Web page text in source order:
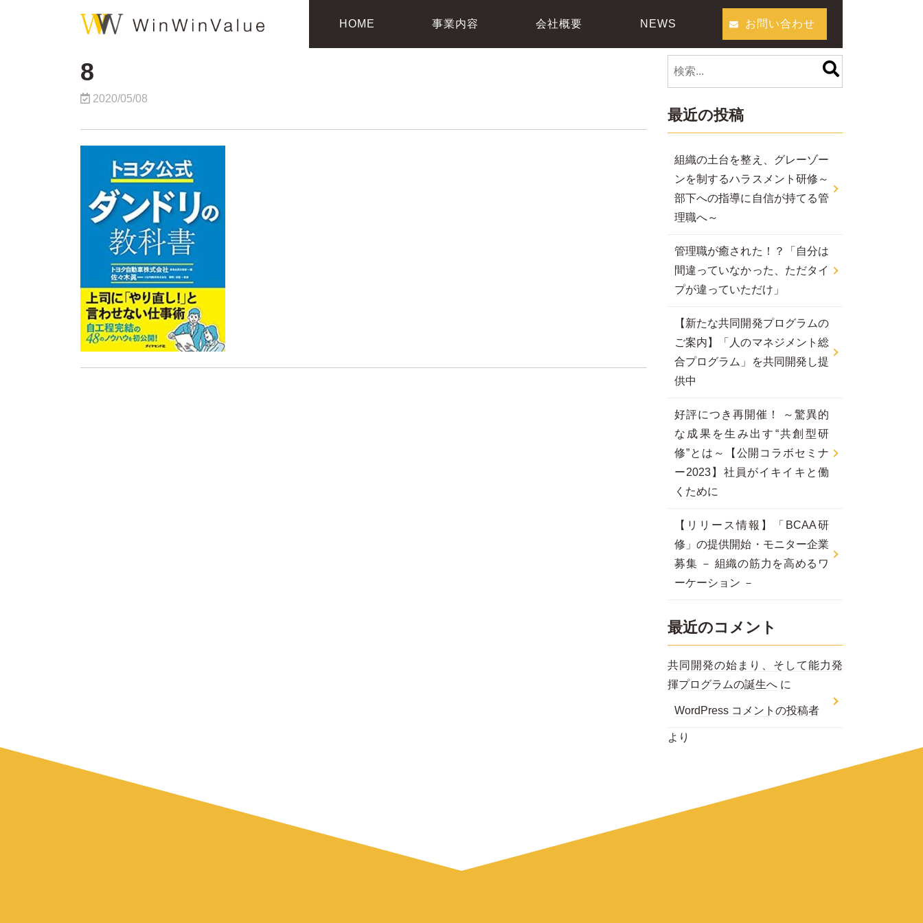
HOME 事業内容 会社概要 NEWS お問い合わせ
8
2020/05/08
最近の投稿
組織の土台を整え、グレーゾー
ンを制するハラスメント研修～
部下への指導に自信が持てる管
理職へ～
管理職が癒された！？「自分は
間違っていなかった、ただタイ
プが違っていただけ」
【新たな共同開発プログラムの
ご案内】「人のマネジメント総
合プログラム」を共同開発し提
供中
好評につき再開催！ ～驚異的
な成果を生み出す“共創型研
修”とは～【公開コラボセミナ
ー2023】社員がイキイキと働
くために
【リリース情報】「BCAA研
修」の提供開始・モニター企業
募集 － 組織の筋力を高めるワ
ーケーション －
最近のコメント
共同開発の始まり、そして能力発
揮プログラムの誕生へ に
WordPress コメントの投稿者
より